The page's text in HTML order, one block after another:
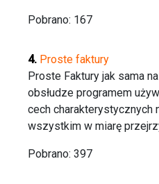
Pobrano: 167
Proste faktury
Proste Faktury jak sama
obsłudze programem
cech charakterystycznych
wszystkim w miarę
Pobrano: 397